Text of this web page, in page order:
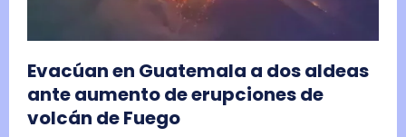
Evacúan en Guatemala a dos aldeas
ante aumento de erupciones de
volcán de Fuego